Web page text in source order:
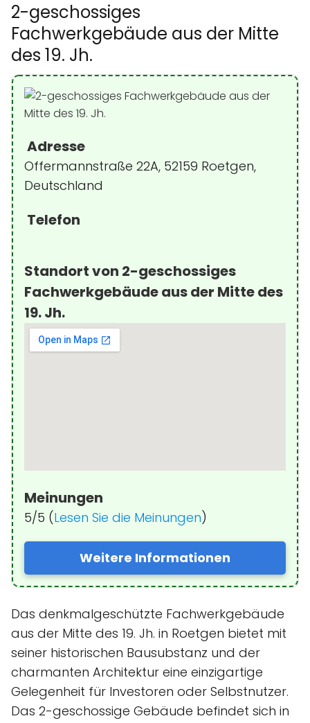
2-geschossiges
Fachwerkgebäude aus der Mitte
des 19. Jh.
Adresse
Offermannstraße 22A, 52159 Roetgen,
Deutschland
Telefon
Standort von 2-geschossiges
Fachwerkgebäude aus der Mitte des
19. Jh.
Meinungen
5/5 (Lesen Sie die Meinungen)
Weitere Informationen
Das denkmalgeschützte Fachwerkgebäude
aus der Mitte des 19. Jh. in Roetgen bietet mit
seiner historischen Bausubstanz und der
charmanten Architektur eine einzigartige
Gelegenheit für Investoren oder Selbstnutzer.
Das 2-geschossige Gebäude befindet sich in